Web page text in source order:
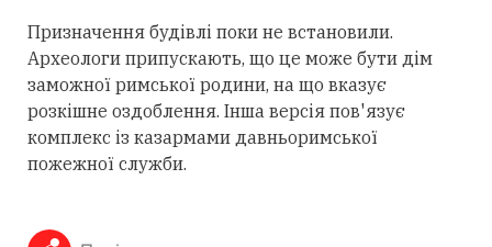
Призначення будівлі поки не встановили.
Археологи припускають, що це може бути дім
заможної римської родини, на що вказує
розкішне оздоблення. Інша версія пов'язує
комплекс із казармами давньоримської
пожежної служби.